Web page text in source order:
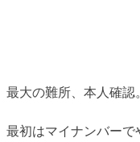
最大の難所、本人確認
最初はマイナンバー